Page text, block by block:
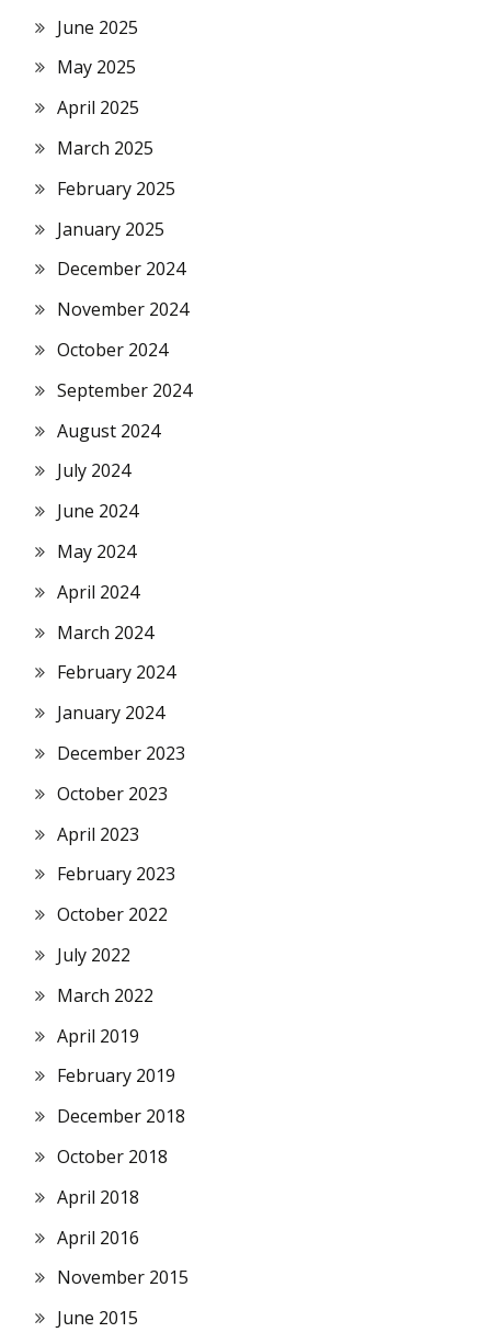
June 2025
May 2025
April 2025
March 2025
February 2025
January 2025
December 2024
November 2024
October 2024
September 2024
August 2024
July 2024
June 2024
May 2024
April 2024
March 2024
February 2024
January 2024
December 2023
October 2023
April 2023
February 2023
October 2022
July 2022
March 2022
April 2019
February 2019
December 2018
October 2018
April 2018
April 2016
November 2015
June 2015